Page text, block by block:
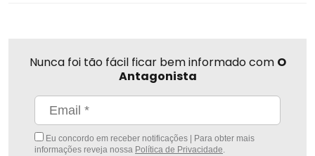
Nunca foi tão fácil ficar bem informado com O
Antagonista
Eu concordo em receber notificações | Para obter mais
informações reveja nossa Política de Privacidade.